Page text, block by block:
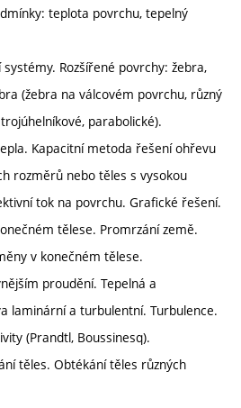
teplota povrchu, tepelný
Rozšířené povrchy: žebra,
(žebra na válcovém povrchu, různý
parabolické).
Kapacitní metoda řešení ohřevu
rozměrů nebo těles s vysokou
tok na povrchu. Grafické řešení.
tělese. Promrzání země.
v konečném tělese.
proudění. Tepelná a
laminární a turbulentní. Turbulence.
(Prandtl, Boussinesq).
těles. Obtékání těles různých